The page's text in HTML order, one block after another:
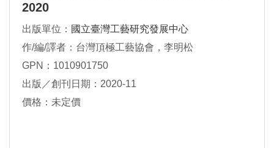
2020
出版單位： 國立臺灣工藝研究發展中心
作/編/譯者：台灣頂極工藝協會，李明松
GPN：1010901750
出版／創刊日期：2020-11
價格：未定價